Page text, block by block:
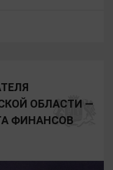
ОБЛАСТИ —
ФИНАНСОВ